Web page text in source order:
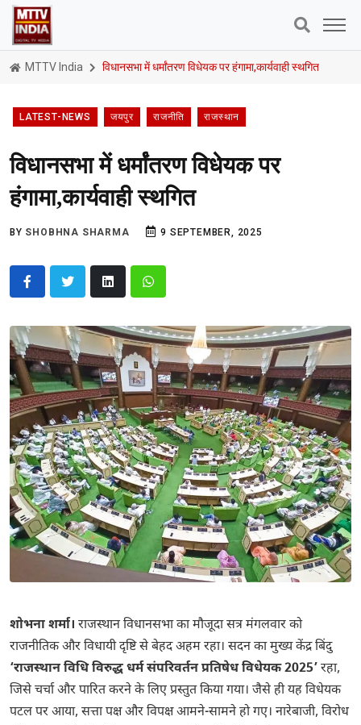
MTTV India विधानसभा में धर्मांतरण विधेयक पर हंगामा,कार्यवाही स्थगित
LATEST-NEWS जयपुर राजनीति राजस्थान
विधानसभा में धर्मांतरण विधेयक पर
हंगामा,कार्यवाही स्थगित
BY SHOBHNA SHARMA 9 SEPTEMBER, 2025
शोभना शर्मा। राजस्थान विधानसभा का मौजूदा सत्र मंगलवार को
राजनीतिक और विधायी दृष्टि से बेहद अहम रहा। सदन का मुख्य केंद्र बिंदु
‘राजस्थान विधि विरुद्ध धर्म संपरिवर्तन प्रतिषेध विधेयक 2025’ रहा,
जिसे चर्चा और पारित करने के लिए प्रस्तुत किया गया। जैसे ही यह विधेयक
पटल पर आया, सत्ता पक्ष और विपक्ष आमने-सामने हो गए। नारेबाजी, विरोध